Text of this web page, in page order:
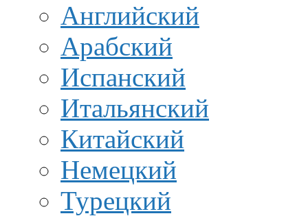
Английский
Арабский
Испанский
Итальянский
Китайский
Немецкий
Турецкий